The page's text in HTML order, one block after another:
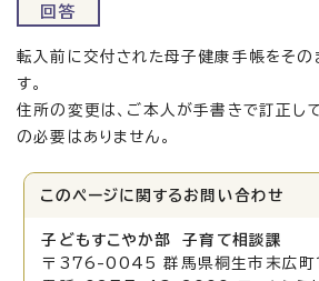
回答
転入前に交付された母子健康手帳をその
す。
住所の変更は、ご本人が手書きで訂正し
の必要はありません。
このページに関する お問い合わせ
子どもすこやか部 子育て相談課
〒376-0045 群馬県桐生市末広町